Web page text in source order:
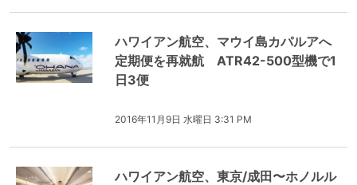
ハワイアン航空、マウイ島カパルアへ
定期便を再就航 ATR42-500型機で1
日3便
2016年11月9日 水曜日 3:31 PM
ハワイアン航空、東京/成田〜ホノルル